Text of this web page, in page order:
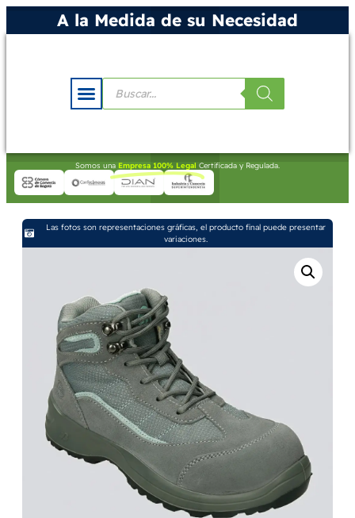
A la Medida de su Necesidad
Somos una Empresa 100% Legal Certificada y Regulada.
Las fotos son representaciones gráficas, el producto final puede presentar
variaciones.